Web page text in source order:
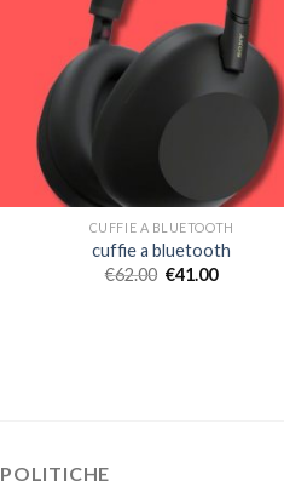
CUFFIE A BLUETOOTH
cuffie a bluetooth
€62.00 €41.00
POLITICHE